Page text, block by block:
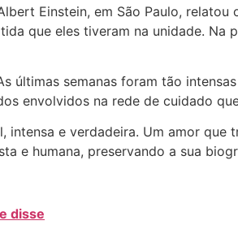
Einstein, em São Paulo, relatou
que eles tiveram na unidade. Na
semanas foram tão
envolvidos na rede de cuidado
e verdadeira. Um amor que
e humana, preservando a sua
disse